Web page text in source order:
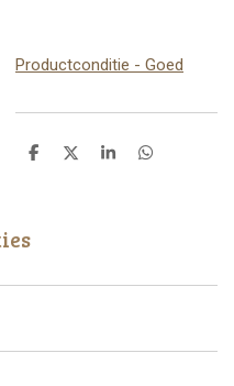
Productconditie - Goed
D
D
S
D